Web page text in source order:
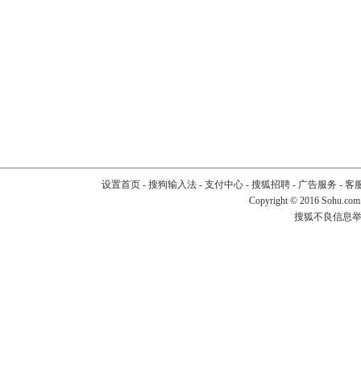
设置首页- 搜狗输入法- 支付中心- 搜狐招聘- 广告服务 - 客
Copyright © 2016
搜狐不良信息